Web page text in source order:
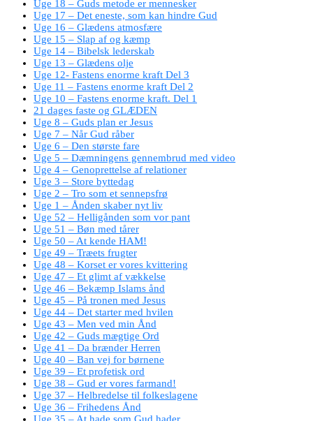
Uge 18 – Guds metode er mennesker
Uge 17 – Det eneste, som kan hindre Gud
Uge 16 – Glædens atmosfære
Uge 15 – Slap af og kæmp
Uge 14 – Bibelsk lederskab
Uge 13 – Glædens olje
Uge 12- Fastens enorme kraft Del 3
Uge 11 – Fastens enorme kraft Del 2
Uge 10 – Fastens enorme kraft. Del 1
21 dages faste og GLÆDEN
Uge 8 – Guds plan er Jesus
Uge 7 – Når Gud råber
Uge 6 – Den største fare
Uge 5 – Dæmningens gennembrud med video
Uge 4 – Genoprettelse af relationer
Uge 3 – Store byttedag
Uge 2 – Tro som et sennepsfrø
Uge 1 – Ånden skaber nyt liv
Uge 52 – Helligånden som vor pant
Uge 51 – Bøn med tårer
Uge 50 – At kende HAM!
Uge 49 – Træets frugter
Uge 48 – Korset er vores kvittering
Uge 47 – Et glimt af vækkelse
Uge 46 – Bekæmp Islams ånd
Uge 45 – På tronen med Jesus
Uge 44 – Det starter med hvilen
Uge 43 – Men ved min Ånd
Uge 42 – Guds mægtige Ord
Uge 41 – Da brænder Herren
Uge 40 – Ban vej for børnene
Uge 39 – Et profetisk ord
Uge 38 – Gud er vores farmand!
Uge 37 – Helbredelse til folkeslagene
Uge 36 – Frihedens Ånd
Uge 35 – At hade som Gud hader